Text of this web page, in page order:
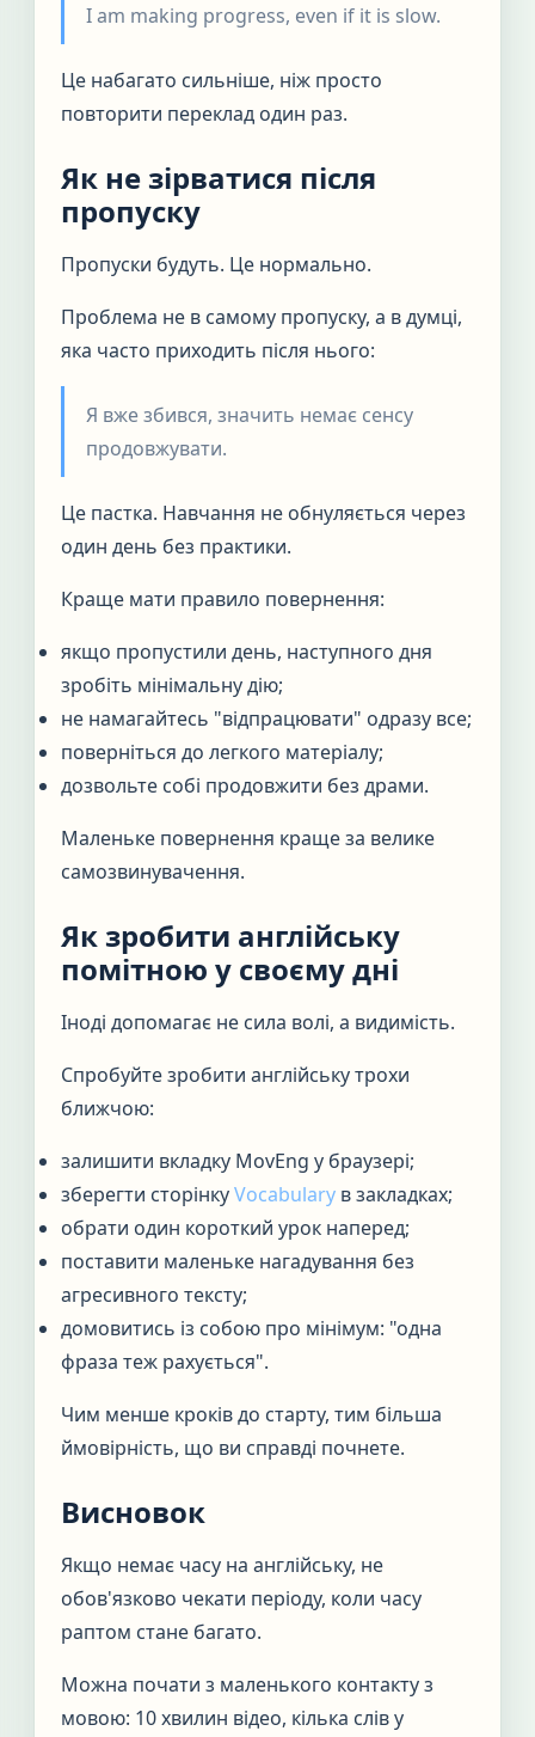
I am making progress, even if it is slow.
Це набагато сильніше, ніж просто
повторити переклад один раз.
Як не зірватися після
пропуску
Пропуски будуть. Це нормально.
Проблема не в самому пропуску, а в думці,
яка часто приходить після нього:
Я вже збився, значить немає сенсу
продовжувати.
Це пастка. Навчання не обнуляється через
один день без практики.
Краще мати правило повернення:
якщо пропустили день, наступного дня
зробіть мінімальну дію;
не намагайтесь "відпрацювати" одразу все;
поверніться до легкого матеріалу;
дозвольте собі продовжити без драми.
Маленьке повернення краще за велике
самозвинувачення.
Як зробити англійську
помітною у своєму дні
Іноді допомагає не сила волі, а видимість.
Спробуйте зробити англійську трохи
ближчою:
залишити вкладку MovEng у браузері;
зберегти сторінкуVocabulary в закладках;
обрати один короткий урок наперед;
поставити маленьке нагадування без
агресивного тексту;
домовитись із собою про мінімум: "одна
фраза теж рахується".
Чим менше кроків до старту, тим більша
ймовірність, що ви справді почнете.
Висновок
Якщо немає часу на англійську, не
обов'язково чекати періоду, коли часу
раптом стане багато.
Можна почати з маленького контакту з
мовою: 10 хвилин відео, кілька слів у